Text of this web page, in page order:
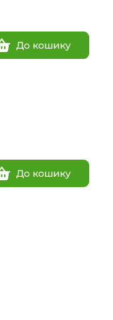
До кошику
До кошику